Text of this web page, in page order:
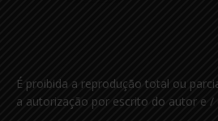
É proibida a reprodução total ou
a autorização por escrito do autor e /